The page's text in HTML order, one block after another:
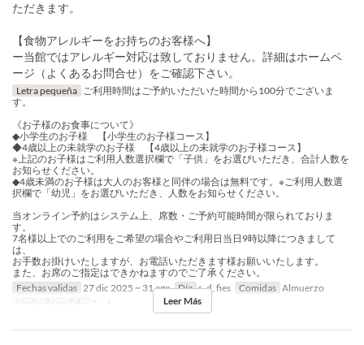
ただきます。
【食物アレルギーをお持ちのお客様へ】
ー当館ではアレルギー対応は致しておりません。詳細はホームペ
ージ（よくあるお問合せ）をご確認下さい。
Letra pequeña ご利用時間はご予約いただいた時間から100分でございま
す。
《お子様のお食事について》
◆小学生のお子様 【小学生のお子様コース】
◆4歳以上の未就学のお子様 【4歳以上の未就学のお子様コース】
※上記のお子様はご利用人数選択欄で「子供」をお選びいただき、合計人数を
お知らせください。
◆4歳未満のお子様は大人のお客様と同伴の場合は無料です。※ご利用人数選
択欄で「幼児」をお選びいただき、人数をお知らせください。
当オンライン予約はシステム上、席数・ご予約可能時間が限られておりま
す。
7名様以上でのご利用をご希望の場合やご利用日当日9時以降につきまして
は、
お手数お掛けいたしますが、お電話いただきます様お願いいたします。
また、お席のご指定はできかねますのでご了承ください。
Fechas validas 27 dic 2025 ~ 31 ago Día s, d, fies Comidas Almuerzo
Límite de pedido
1 ~ 6 Leer Más